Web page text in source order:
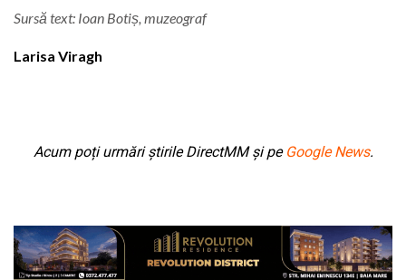
Sursă text: Ioan Botiș, muzeograf
Larisa Viragh
Acum poți urmări știrile DirectMM și pe Google News.